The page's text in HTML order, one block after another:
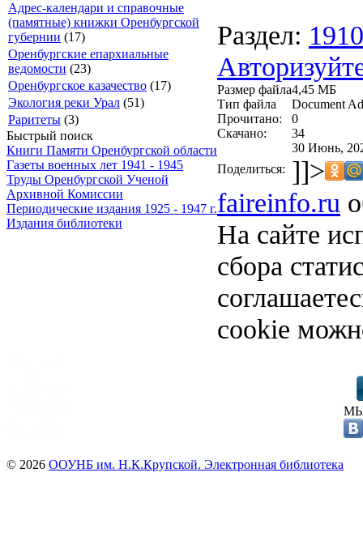
Адрес-календари и справочные
(памятные) книжки Оренбургской
губернии (17)
Оренбургские епархиальные
ведомости (23)
Оренбургское казачество (17)
Экология реки Урал (51)
Раритеты (3)
Быстрый поиск
Книги Памяти Оренбургской области
Газеты военных лет 1941 - 1945
Труды Оренбургской Ученой
Архивной Комиссии
Периодические издания 1925 - 1947 г.
Издания библиотеки
Раздел: 1910
Размер файла4,45 МБ
Тип файла
Document
Прочитано:
0
Скачано:
34
30 Июнь,
Поделиться: ]]>
faireinfo.ru
На сайте
сбора
cookie
© 2026 ООУНБ им. Н.К.Крупской. Электронная библиотека